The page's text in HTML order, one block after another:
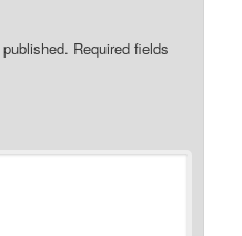
Required fields